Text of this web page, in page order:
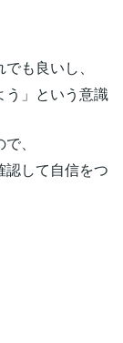
も良いし、
う」という意識
、
して自信をつ